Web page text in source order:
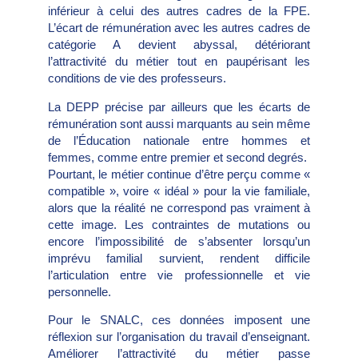
inférieur à celui des autres cadres de la FPE.
L’écart de rémunération avec les autres cadres de
catégorie A devient abyssal, détériorant
l’attractivité du métier tout en paupérisant les
conditions de vie des professeurs.
La DEPP précise par ailleurs que les écarts de
rémunération sont aussi marquants au sein même
de l’Éducation nationale entre hommes et
femmes, comme entre premier et second degrés.
Pourtant, le métier continue d’être perçu comme «
compatible », voire « idéal » pour la vie familiale,
alors que la réalité ne correspond pas vraiment à
cette image. Les contraintes de mutations ou
encore l’impossibilité de s’absenter lorsqu’un
imprévu familial survient, rendent difficile
l’articulation entre vie professionnelle et vie
personnelle.
Pour le SNALC, ces données imposent une
réflexion sur l’organisation du travail d’enseignant.
Améliorer l’attractivité du métier passe